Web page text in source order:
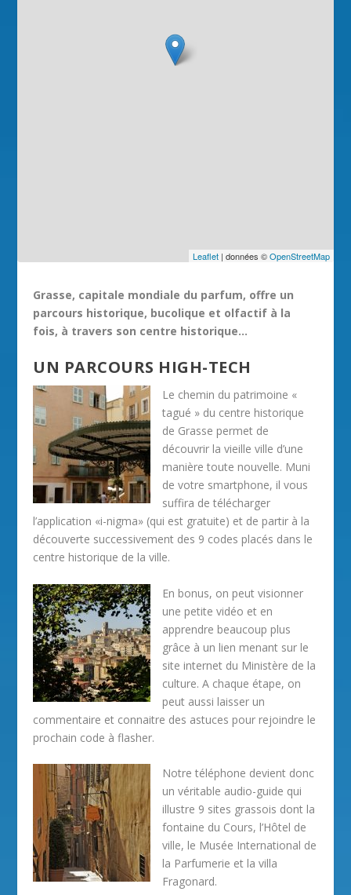
Leaflet| données ©OpenStreetMap
Grasse, capitale mondiale du parfum, offre un
parcours historique, bucolique et olfactif à la
fois, à travers son centre historique…
UN PARCOURS HIGH-TECH
Le chemin du patrimoine «
tagué » du centre historique
de Grasse permet de
découvrir la vieille ville d’une
manière toute nouvelle. Muni
de votre smartphone, il vous
suffira de télécharger
l’application «i-nigma» (qui est gratuite) et de partir à la
découverte successivement des 9 codes placés dans le
centre historique de la ville.
En bonus, on peut visionner
une petite vidéo et en
apprendre beaucoup plus
grâce à un lien menant sur le
site internet du Ministère de la
culture. A chaque étape, on
peut aussi laisser un
commentaire et connaitre des astuces pour rejoindre le
prochain code à flasher.
Notre téléphone devient donc
un véritable audio-guide qui
illustre 9 sites grassois dont la
fontaine du Cours, l’Hôtel de
ville, le Musée International de
la Parfumerie et la villa
Fragonard.